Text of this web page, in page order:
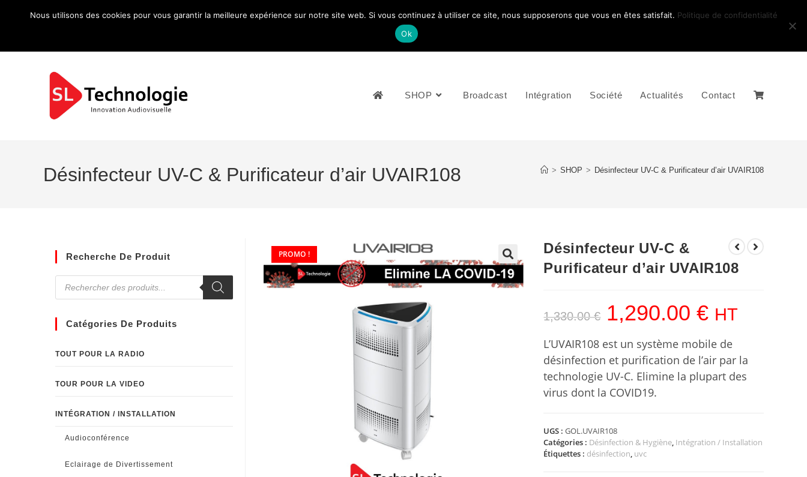
NOUS CONTACTEZ: +33 (0)4 77 81 49 35
SHOP Broadcast Intégration Société Actualités Contact
Désinfecteur UV-C & Purificateur d’air UVAIR108 > SHOP > Désinfecteur UV-C & Purificateur d’air UVAIR108
PROMO !
Désinfecteur UV-C &
Purificateur d’air UVAIR108
1,330.00€ 1,290.00€ HT
L’UVAIR108 est un système mobile de
désinfection et purification de l’air par la
technologie UV-C. Elimine la plupart des
virus dont la COVID19.
UGS :GOL.UVAIR108
Catégories : Désinfection & Hygiène, Intégration / Installation
Étiquettes : désinfection, uvc
Recherche De Produit
Catégories De Produits
TOUT POUR LA RADIO
TOUR POUR LA VIDEO
INTÉGRATION / INSTALLATION
Audioconférence
Eclairage de Divertissement
Nous utilisons des cookies pour vous garantir la meilleure expérience sur notre site web. Si vous continuez à utiliser ce site, nous supposerons que vous en êtes satisfait. Politique de confidentialité
Ok